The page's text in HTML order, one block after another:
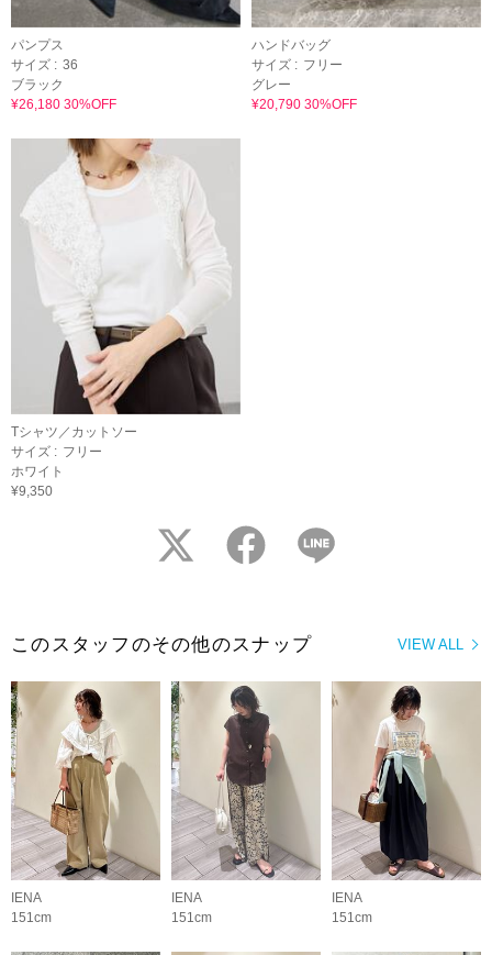
パンプス
サイズ : 36
ブラック
¥26,180 30%OFF
ハンドバッグ
サイズ : フリー
グレー
¥20,790 30%OFF
Tシャツ／カットソー
サイズ : フリー
ホワイト
¥9,350
twitter facebook
VIEW ALL
このスタッフのその他のスナップ
IENA
151cm
IENA
151cm
IENA
151cm